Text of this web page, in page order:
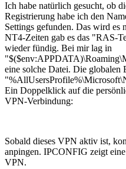
Ich habe natürlich gesucht, ob
Registrierung habe ich den
Settings gefunden. Das wird es
NT4-Zeiten gab es das "RAS-
wieder fündig. Bei mir lag in
eine solche Datei. Die globalen
Ein Doppelklick auf die
VPN-Verbindung:
Sobald dieses VPN aktiv ist,
anpingen. IPCONFIG zeigt
VPN.